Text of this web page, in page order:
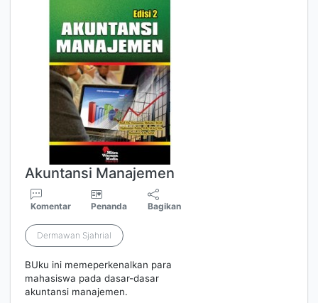
Akuntansi Manajemen
Komentar Penanda Bagikan
Dermawan Sjahrial
BUku ini memeperkenalkan para
mahasiswa pada dasar-dasar
akuntansi manajemen.